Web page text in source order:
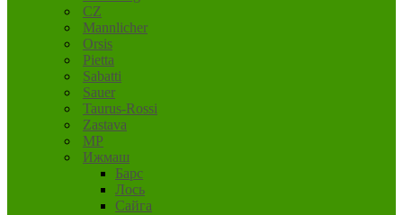
CZ
Mannlicher
Orsis
Pietta
Sabatti
Sauer
Taurus-Rossi
Zastava
MP
Ижмаш
Барс
Лось
Сайга